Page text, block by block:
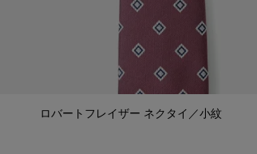
ロバートフレイザー ネクタイ／小紋